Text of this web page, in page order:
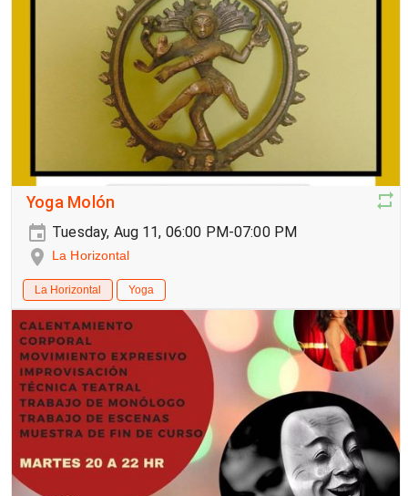
Yoga Molón
Tuesday, Aug 11, 06:00 PM-07:00 PM
La Horizontal
La Horizontal Yoga